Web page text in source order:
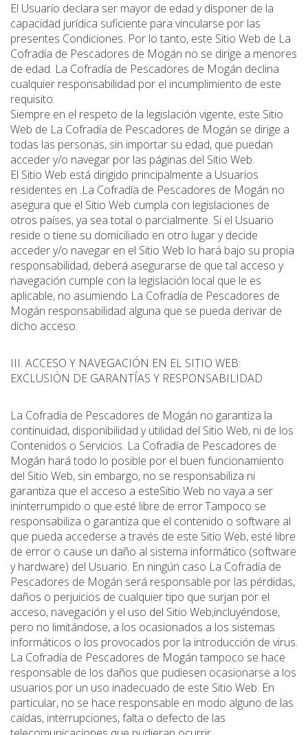
El Usuario declara ser mayor de edad y disponer de la
capacidad jurídica suficiente para vincularse por las
presentes Condiciones. Por lo tanto, este Sitio Web de La
Cofradía de Pescadores de Mogán no se dirige a menores
de edad. La Cofradía de Pescadores de Mogán declina
cualquier responsabilidad por el incumplimiento de este
requisito.
Siempre en el respeto de la legislación vigente, este Sitio
Web de La Cofradía de Pescadores de Mogán se dirige a
todas las personas, sin importar su edad, que puedan
acceder y/o navegar por las páginas del Sitio Web.
El Sitio Web está dirigido principalmente a Usuarios
residentes en .La Cofradía de Pescadores de Mogán no
asegura que el Sitio Web cumpla con legislaciones de
otros países, ya sea total o parcialmente. Si el Usuario
reside o tiene su domiciliado en otro lugar y decide
acceder y/o navegar en el Sitio Web lo hará bajo su propia
responsabilidad, deberá asegurarse de que tal acceso y
navegación cumple con la legislación local que le es
aplicable, no asumiendo La Cofradía de Pescadores de
Mogán responsabilidad alguna que se pueda derivar de
dicho acceso.
III. ACCESO Y NAVEGACIÓN EN EL SITIO WEB:
EXCLUSIÓN DE GARANTÍAS Y RESPONSABILIDAD
La Cofradía de Pescadores de Mogán no garantiza la
continuidad, disponibilidad y utilidad del Sitio Web, ni de los
Contenidos o Servicios. La Cofradía de Pescadores de
Mogán hará todo lo posible por el buen funcionamiento
del Sitio Web, sin embargo, no se responsabiliza ni
garantiza que el acceso a esteSitio Web no vaya a ser
ininterrumpido o que esté libre de error.Tampoco se
responsabiliza o garantiza que el contenido o software al
que pueda accederse a través de este Sitio Web, esté libre
de error o cause un daño al sistema informático (software
y hardware) del Usuario. En ningún caso La Cofradía de
Pescadores de Mogán será responsable por las pérdidas,
daños o perjuicios de cualquier tipo que surjan por el
acceso, navegación y el uso del Sitio Web,incluyéndose,
pero no limitándose, a los ocasionados a los sistemas
informáticos o los provocados por la introducción de virus.
La Cofradía de Pescadores de Mogán tampoco se hace
responsable de los daños que pudiesen ocasionarse a los
usuarios por un uso inadecuado de este Sitio Web. En
particular, no se hace responsable en modo alguno de las
caídas, interrupciones, falta o defecto de las